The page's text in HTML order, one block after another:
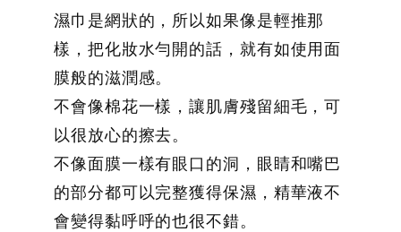
濕巾是網狀的，所以如果像是輕推那
樣，把化妝水勻開的話，就有如使用面
膜般的滋潤感。
不會像棉花一樣，讓肌膚殘留細毛，可
以很放心的擦去。
不像面膜一樣有眼口的洞，眼睛和嘴巴
的部分都可以完整獲得保濕，精華液不
會變得黏呼呼的也很不錯。